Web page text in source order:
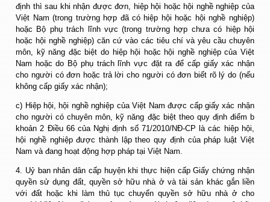
định thì sau khi nhận được đơn, hiệp hội hoặc hội nghề nghiệp của
Việt Nam (trong trường hợp đã có hiệp hội hoặc hội nghề nghiệp)
hoặc Bộ phụ trách lĩnh vực (trong trường hợp chưa có hiệp hội
hoặc hội nghề nghiệp) căn cứ vào các tiêu chí và yêu cầu chuyên
môn, kỹ năng đặc biệt do hiệp hội hoặc hội nghề nghiệp của Việt
Nam hoặc do Bộ phụ trách lĩnh vực đặt ra để cấp giấy xác nhận
cho người có đơn hoặc trả lời cho người có đơn biết rõ lý do (nếu
không cấp giấy xác nhận);
c) Hiệp hội, hội nghề nghiệp của Việt Nam được cấp giấy xác nhận
cho người có chuyên môn, kỹ năng đặc biệt theo quy định điểm b
khoản 2 Điều 66 của Nghị định số 71/2010/NĐ-CP là các hiệp hội,
hội nghề nghiệp được thành lập theo quy định của pháp luật Việt
Nam và đang hoạt động hợp pháp tại Việt Nam.
4. Uỷ ban nhân dân cấp huyện khi thực hiện cấp Giấy chứng nhận
quyền sử dụng đất, quyền sở hữu nhà ở và tài sản khác gắn liền
với đất hoặc khi làm thủ tục chuyển quyền sở hữu nhà ở cho